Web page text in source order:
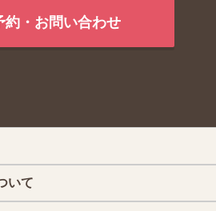
約・お問い合わせ
いて